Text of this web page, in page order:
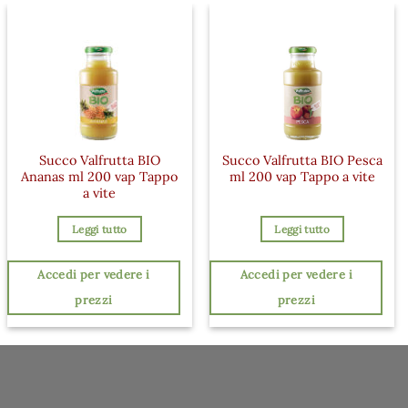
Succo Valfrutta BIO
Ananas ml 200 vap Tappo
a vite
Leggi tutto
Accedi per vedere i
prezzi
Succo Valfrutta BIO Pesca
ml 200 vap Tappo a vite
Leggi tutto
Accedi per vedere i
prezzi